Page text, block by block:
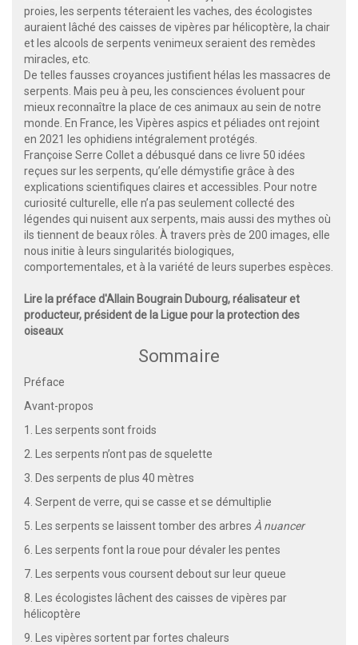
proies, les serpents téteraient les vaches, des écologistes
auraient lâché des caisses de vipères par hélicoptère, la chair
et les alcools de serpents venimeux seraient des remèdes
miracles, etc.
De telles fausses croyances justifient hélas les massacres de
serpents. Mais peu à peu, les consciences évoluent pour
mieux reconnaître la place de ces animaux au sein de notre
monde. En France, les Vipères aspics et péliades ont rejoint
en 2021 les ophidiens intégralement protégés.
Françoise Serre Collet a débusqué dans ce livre 50 idées
reçues sur les serpents, qu’elle démystifie grâce à des
explications scientifiques claires et accessibles. Pour notre
curiosité culturelle, elle n’a pas seulement collecté des
légendes qui nuisent aux serpents, mais aussi des mythes où
ils tiennent de beaux rôles. À travers près de 200 images, elle
nous initie à leurs singularités biologiques,
comportementales, et à la variété de leurs superbes espèces.
Lire la préface d'Allain Bougrain Dubourg, réalisateur et
producteur, président de la Ligue pour la protection des
oiseaux
Sommaire
Préface
Avant-propos
1. Les serpents sont froids
2. Les serpents n’ont pas de squelette
3. Des serpents de plus 40 mètres
4. Serpent de verre, qui se casse et se démultiplie
5. Les serpents se laissent tomber des arbres À nuancer
6. Les serpents font la roue pour dévaler les pentes
7. Les serpents vous coursent debout sur leur queue
8. Les écologistes lâchent des caisses de vipères par
hélicoptère
9. Les vipères sortent par fortes chaleurs